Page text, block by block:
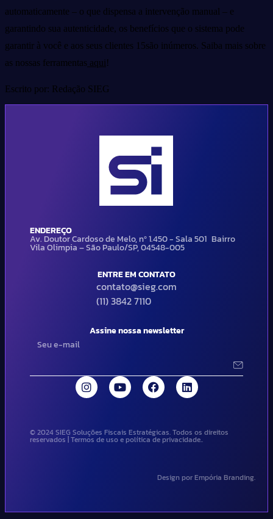
automaticamente – o que dispensa a intervenção manual – e
garantindo sua autenticidade, os benefícios que o sistema pode
garantir à você e aos seus clientes 15são inúmeros. Saiba mais sobre
as nossas ferramentas aqui!
Escrito por: Redação SIEG
ENDEREÇO
Av. Doutor Cardoso de Melo, nº 1.450 - Sala 501 Bairro
Vila Olimpia – São Paulo/SP, 04548-005
ENTRE EM CONTATO
contato@sieg.com
(11) 3842 7110
Assine nossa newsletter
© 2024 SIEG Soluções Fiscais Estratégicas. Todos os direitos
reservados | Termos de uso e política de privacidade..
Design por Empória Branding.